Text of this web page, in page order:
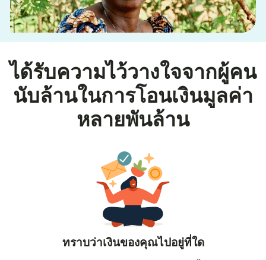
ได้รับความไว้วางใจจากผู้คน
นับล้านในการโอนเงินมูลค่า
หลายพันล้าน
ทราบว่าเงินของคุณไปอยู่ที่ใด